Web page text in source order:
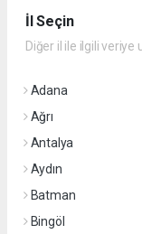
İl Seçin
Diğer il ile ilgili
Adana
Ağrı
Antalya
Aydın
Batman
Bingöl